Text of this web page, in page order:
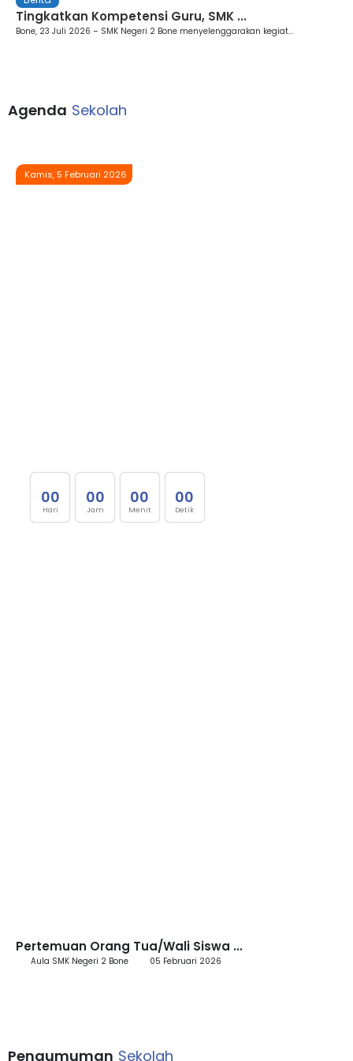
Tingkatkan Kompetensi Guru, SMK ...
Bone, 23 Juli 2026 – SMK Negeri 2 Bone menyelenggarakan kegiat...
Agenda Sekolah
Kamis, 5 Februari 2026
Pertemuan Orang Tua/Wali Siswa ...
Aula SMK Negeri 2 Bone 05 Februari 2026
00
Hari
00
Jam
00
Menit
00
Detik
Pengumuman Sekolah